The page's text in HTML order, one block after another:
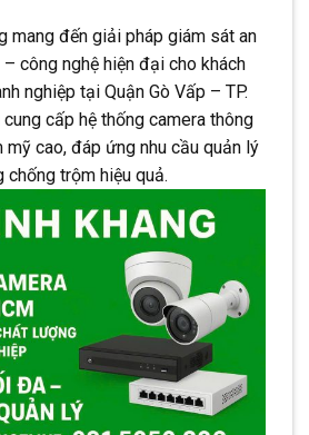
kinh nghiệm, Camera
đơn vị hàng đầu trong [...]
READING→
mang đến giải pháp giám sát an
công nghệ hiện đại cho khách
nghiệp tại Quận Gò Vấp – TP.
cấp hệ thống camera thông
mỹ cao, đáp ứng nhu cầu quản lý
trộm hiệu quả.